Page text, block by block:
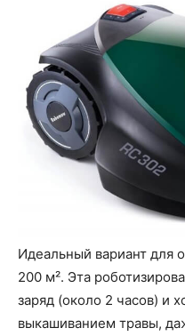
Идеальный вариант для
200 м². Эта
заряд (около 2 часов) и
выкашиванием травы,